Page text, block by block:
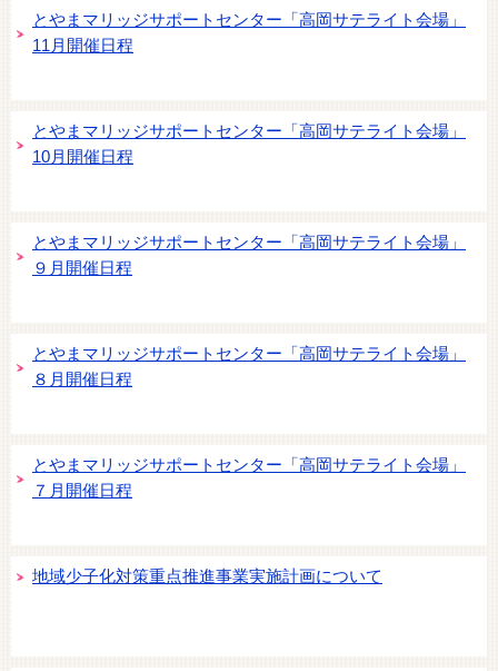
とやまマリッジサポートセンター「高岡サテライト会場」
11月開催日程
とやまマリッジサポートセンター「高岡サテライト会場」
10月開催日程
とやまマリッジサポートセンター「高岡サテライト会場」
９月開催日程
とやまマリッジサポートセンター「高岡サテライト会場」
８月開催日程
とやまマリッジサポートセンター「高岡サテライト会場」
７月開催日程
地域少子化対策重点推進事業実施計画について